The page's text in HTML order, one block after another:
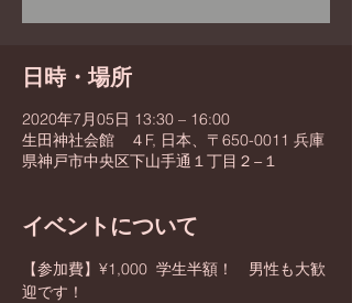
日時・場所
2020年7月05日 13:30 – 16:00
生田神社会館 ４F, 日本、〒650-0011 兵庫
県神戸市中央区下山手通１丁目２−１
イベントについて
【参加費】¥1,000  学生半額！　男性も大歓
迎です！